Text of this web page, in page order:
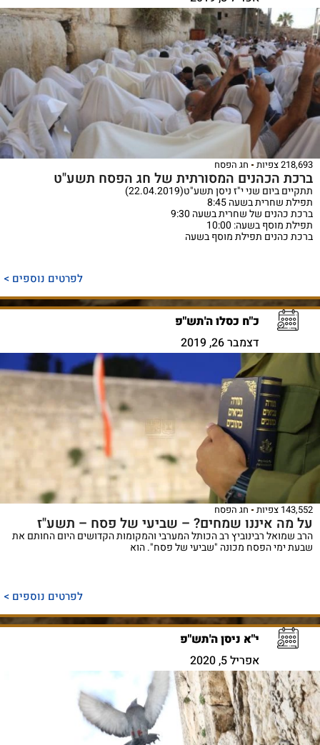
218,693 צפיות חג הפסח
ברכת הכהנים המסורתית של חג הפסח תשע"ט
תתקיים ביום שני י"ז ניסן תשע"ט(22.04.2019)
תפילת שחרית בשעה 8:45
ברכת כהנים של שחרית בשעה 9:30
תפילת מוסף בשעה: 10:00
ברכת כהנים תפילת מוסף בשעה
לפרטים נוספים >
כ"ח כסלו ה'תש"פ
דצמבר 26, 2019
143,552 צפיות חג הפסח
על מה איננו שמחים? – שביעי של פסח – תשע"ז
הרב שמואל רבינוביץ רב הכותל המערבי והמקומות הקדושים היום החותם את
שבעת ימי הפסח מכונה "שביעי של פסח". הוא
לפרטים נוספים >
י"א ניסן ה'תש"פ
אפריל 5, 2020